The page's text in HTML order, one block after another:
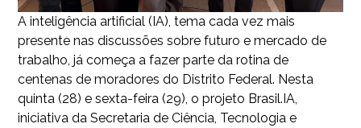
A inteligência artificial (IA), tema cada vez mais
presente nas discussões sobre futuro e mercado de
trabalho, já começa a fazer parte da rotina de
centenas de moradores do Distrito Federal. Nesta
quinta (28) e sexta-feira (29), o projeto Brasil.IA,
iniciativa da Secretaria de Ciência, Tecnologia e